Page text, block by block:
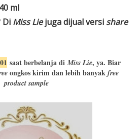
ml
Di Miss Liejuga dijual versi share
saat berbelanja diMiss Lie, ya. Biar
ongkos kirim dan lebih banyak free
product sample